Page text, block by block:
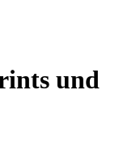
und